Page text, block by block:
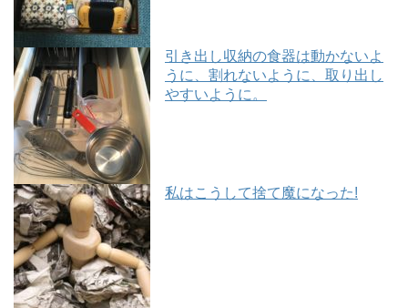
引き出し収納の食器は動かないよ
うに、割れないように、取り出し
やすいように。
私はこうして捨て魔になった!